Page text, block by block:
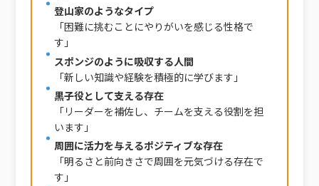
登山家のようなタイプ
「困難に挑むことにやりがいを感じる性格で
す」
スポンジのように吸収する人間
「新しい知識や経験を積極的に学びます」
黒子役として支える存在
「リーダーを補佐し、チームを支える役割を担
います」
周囲に活力を与えるポジティブな存在
「明るさと前向きさで周囲を元気づける存在で
す」